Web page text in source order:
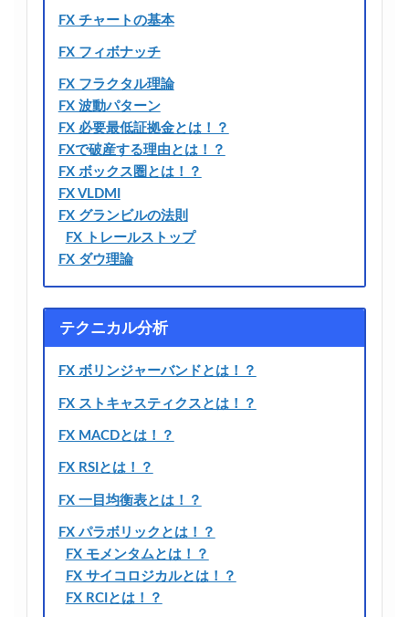
FX チャートの基本
FX フィボナッチ
FX フラクタル理論
FX 波動パターン
FX 必要最低証拠金とは！？
FXで破産する理由とは！？
FX ボックス圏とは！？
FX VLDMI
FX グランビルの法則
FX トレールストップ
FX ダウ理論
テクニカル分析
FX ボリンジャーバンドとは！？
FX ストキャスティクスとは！？
FX MACDとは！？
FX RSIとは！？
FX 一目均衡表とは！？
FX パラボリックとは！？
FX モメンタムとは！？
FX サイコロジカルとは！？
FX RCIとは！？